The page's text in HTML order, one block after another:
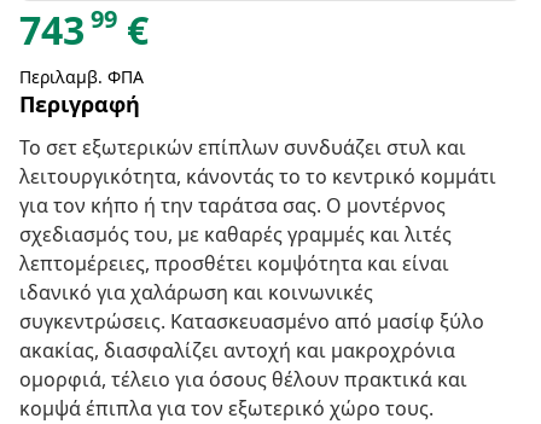
743 99 €
Περιλαμβ. ΦΠΑ
Περιγραφή
Το σετ εξωτερικών επίπλων συνδυάζει στυλ και
λειτουργικότητα, κάνοντάς το το κεντρικό κομμάτι
για τον κήπο ή την ταράτσα σας. Ο μοντέρνος
σχεδιασμός του, με καθαρές γραμμές και λιτές
λεπτομέρειες, προσθέτει κομψότητα και είναι
ιδανικό για χαλάρωση και κοινωνικές
συγκεντρώσεις. Κατασκευασμένο από μασίφ ξύλο
ακακίας, διασφαλίζει αντοχή και μακροχρόνια
ομορφιά, τέλειο για όσους θέλουν πρακτικά και
κομψά έπιπλα για τον εξωτερικό χώρο τους.